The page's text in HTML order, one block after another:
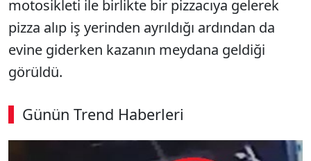
motosikleti ile birlikte bir pizzacıya gelerek
pizza alıp iş yerinden ayrıldığı ardından da
evine giderken kazanın meydana geldiği
görüldü.
Günün Trend Haberleri